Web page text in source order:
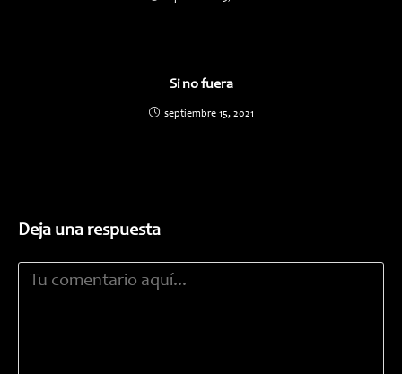
Si no fuera
septiembre 15, 2021
Deja una respuesta
Comentario